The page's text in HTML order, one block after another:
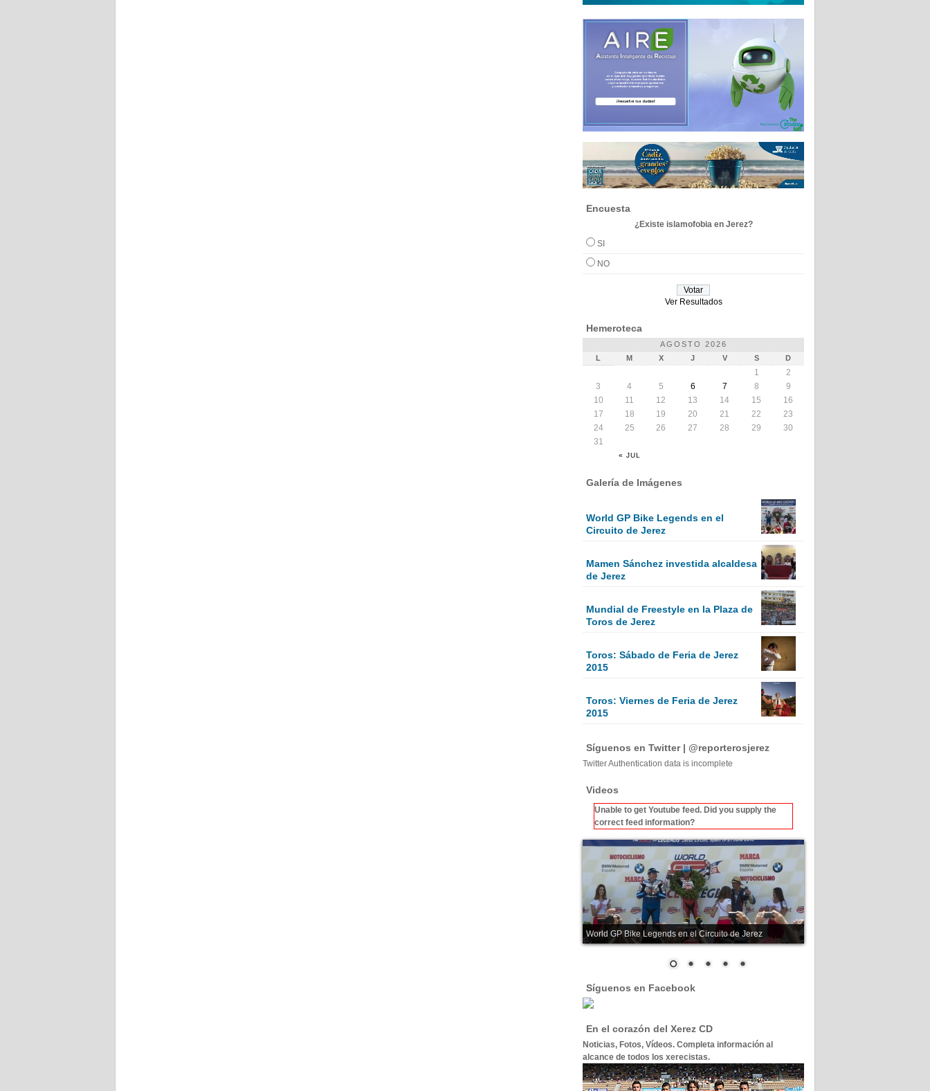
Encuesta
¿Existe islamofobia en Jerez?
SI
NO
Ver Resultados
Hemeroteca
AGOSTO 2026
L
M X J V S D
« JUL
1
2
3
4 5 6 7 8
9
10
11 12 13 14 15
16
17
18 19 20 21 22
23
24
25 26 27 28 29
30
31
Galería de Imágenes
World GP Bike Legends en el
Circuito de Jerez
Mamen Sánchez investida alcaldesa
de Jerez
Mundial de Freestyle en la Plaza de
Toros de Jerez
Toros: Sábado de Feria de Jerez
2015
Toros: Viernes de Feria de Jerez
2015
Síguenos en Twitter | @reporterosjerez
Twitter Authentication data is incomplete
Videos
Unable to get Youtube feed. Did you supply the
correct feed information?
World GP Bike Legends en el Circuito de Jerez
Síguenos en Facebook
En el corazón del Xerez CD
Noticias, Fotos, Vídeos. Completa información al
alcance de todos los xerecistas.